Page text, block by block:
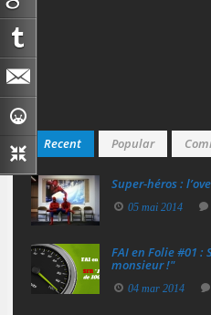
Recent Popular
Super‑héros :
05 mai 2014
FAI en Folie #01 :
monsieur !"
04 mar 2014